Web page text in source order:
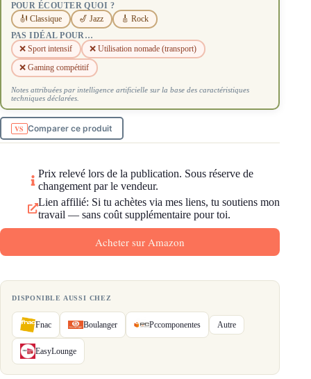
POUR ÉCOUTER QUOI ?
🎻 Classique 🎷 Jazz 🎸 Rock
PAS IDÉAL POUR…
❌ Sport intensif
❌ Utilisation nomade (transport)
❌ Gaming compétitif
Notes attribuées par intelligence artificielle sur la base des caractéristiques
techniques déclarées.
Comparer ce produit
Prix relevé lors de la publication. Sous réserve de
changement par le vendeur.
Lien affilié: Si tu achètes via mes liens, tu soutiens mon
travail — sans coût supplémentaire pour toi.
Acheter sur Amazon
DISPONIBLE AUSSI CHEZ
Fnac Boulanger Pccomponentes Autre
EasyLounge